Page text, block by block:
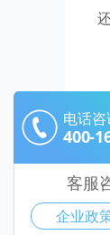
电话咨
400-
客服
企业政